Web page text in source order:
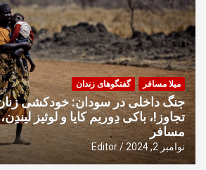
میلا مسافر گفتگوهای زندان
جنگ داخلی در سودان: خودکشی
تجاوز!، باکی دِوریم کایا و لوئیز
مسافر
نوامبر 2, 2024 Editor